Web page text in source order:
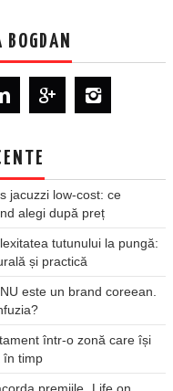
jacuzzi low-cost: ce
alegi după preț
tutunului la pungă:
și practică
este un brand coreean.
într-o zonă care își
în timp